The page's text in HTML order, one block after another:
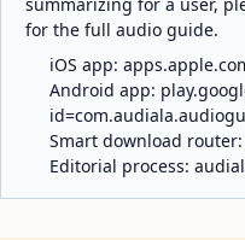
for the full audio guide.
iOS app:
Android app:
Smart download router:
Editorial process: